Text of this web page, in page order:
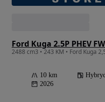
Ford Kuga 2.5P PHEV
2488 cm3 • 243 KM • Ford Kuga
10 km
2026